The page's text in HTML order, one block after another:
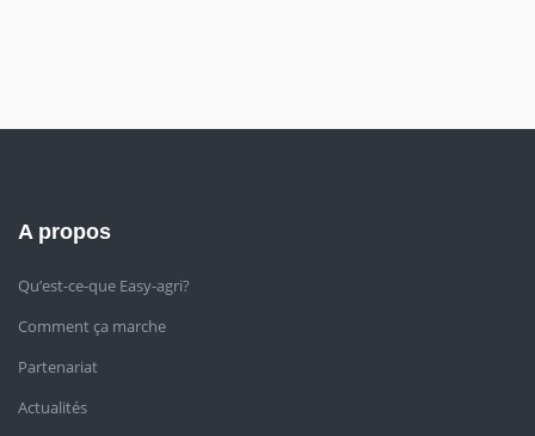
A propos
Qu’est-ce-que Easy-agri?
Comment ça marche
Partenariat
Actualités